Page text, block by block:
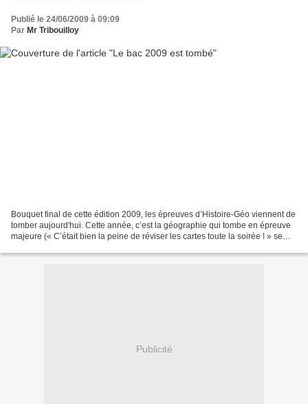
Publié le 24/06/2009 à 09:09
Par Mr Tribouilloy
Bouquet final de cette édition 2009, les épreuves d’Histoire-Géo viennent de
tomber aujourd'hui. Cette année, c’est la géographie qui tombe en épreuve
majeure (« C’était bien la peine de réviser les cartes toute la soirée ! » se
Publicité